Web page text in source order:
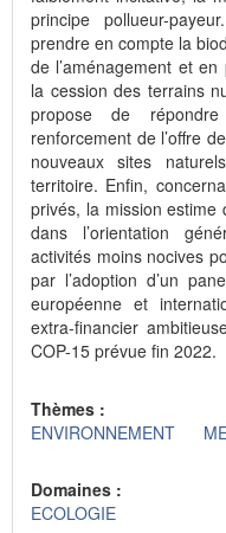
principe pollueur-
prendre en compte la
de l’aménagement et
la cession des terrains
propose de
renforcement de l’offre
nouveaux sites
territoire. Enfin,
privés, la mission
dans l’orientation
activités moins nocives
par l’adoption d’un
européenne et
extra-financier
COP-15 prévue fin 2022.
Thèmes :
ENVIRONNEMENT
Domaines :
ECOLOGIE